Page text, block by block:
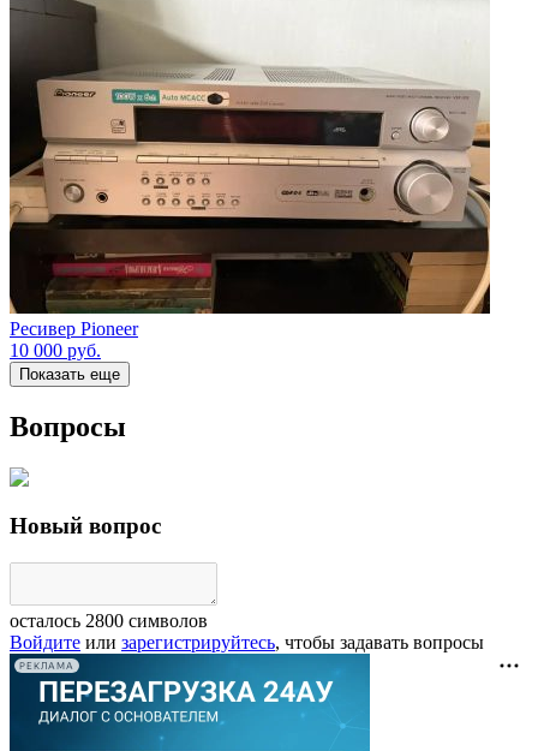
Ресивер Pioneer
10 000 руб.
Показать еще
Вопросы
Новый вопрос
осталось 2800 символов
Войдите или зарегистрируйтесь, чтобы задавать вопросы
РЕКЛАМА